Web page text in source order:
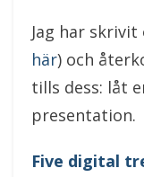
Jag har
här) och
tills dess: låt
presentation.
Five digital